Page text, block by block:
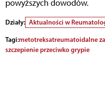
powyższych dowodów.
Działy: Aktualności w
Tagi:metotreksatreumatoidalne
szczepienie przeciwko grypie